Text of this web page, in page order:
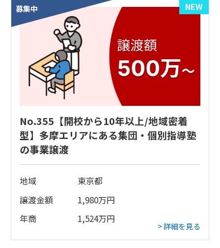
NEW
募集中
No.355【開校から10年以上/地域密着
型】多摩エリアにある集団・個別指導塾
の事業譲渡
地域
東京都
譲渡金額
1,980万円
年商
1,524万円
> 詳細を見る